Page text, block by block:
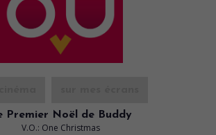
Premier Noël de Buddy
V.O.: One Christmas